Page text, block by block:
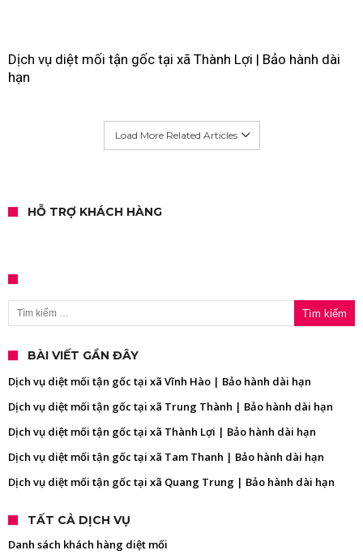
Dịch vụ diệt mối tận gốc tại xã Thành Lợi | Bảo hành dài
hạn
Load More Related Articles
HỖ TRỢ KHÁCH HÀNG
Tìm kiếm cho:
BÀI VIẾT GẦN ĐÂY
Dịch vụ diệt mối tận gốc tại xã Vĩnh Hào | Bảo hành dài hạn
Dịch vụ diệt mối tận gốc tại xã Trung Thành | Bảo hành dài hạn
Dịch vụ diệt mối tận gốc tại xã Thành Lợi | Bảo hành dài hạn
Dịch vụ diệt mối tận gốc tại xã Tam Thanh | Bảo hành dài hạn
Dịch vụ diệt mối tận gốc tại xã Quang Trung | Bảo hành dài hạn
TẤT CẢ DỊCH VỤ
Danh sách khách hàng diệt mối